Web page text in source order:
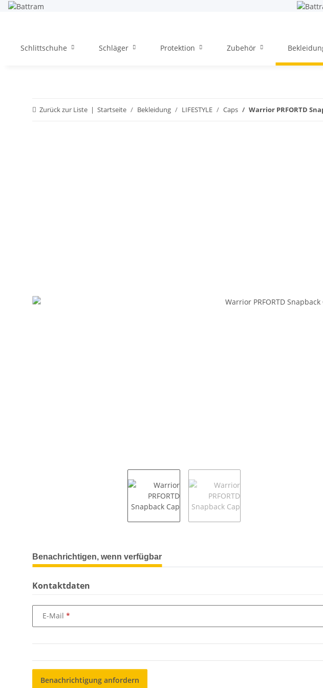
Schlittschuhe Schläger Protektion Zubehör
Zurück zur Liste Startseite Bekleidung LIFESTYLE Caps Warrior PRFORTD
weitere Registerkarten anzeigen
Benachrichtigen, wenn verfügbar
Kontaktdaten
E-Mail
Benachrichtigung anfordern